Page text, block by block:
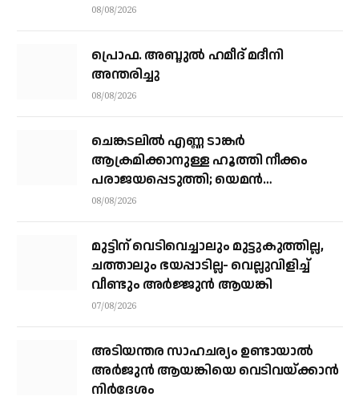
08/08/2026
പ്രൊഫ. അബ്ദുൽ ഹമീദ് മദീനി
അന്തരിച്ചു
08/08/2026
ചെങ്കടലില്‍ എണ്ണ ടാങ്കര്‍
ആക്രമിക്കാനുള്ള ഹൂത്തി നീക്കം
പരാജയപ്പെടുത്തി; യെമൻ
സംഘർഷത്തിലേക്ക് നീങ്ങുന്നുവെന്ന്
08/08/2026
മുട്ടിന് വെടിവെച്ചാലും മുട്ടുകുത്തില്ല,
ചത്താലും ഭയപ്പാടില്ല- വെല്ലുവിളിച്ച്
വീണ്ടും അർജ്ജുൻ ആയങ്കി
07/08/2026
അടിയന്തര സാഹചര്യം ഉണ്ടായാല്‍
അര്‍ജുന്‍ ആയങ്കിയെ വെടിവയ്ക്കാന്‍
നിര്‍ദേശം